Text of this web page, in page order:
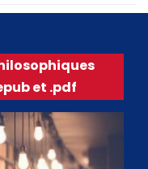
et .pdf